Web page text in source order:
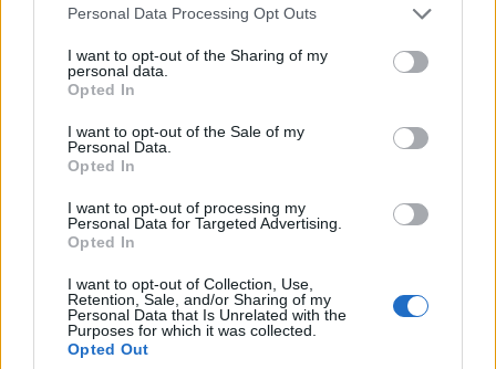
Personal Data Processing Opt Outs
I want to opt-out of the Sharing of my
personal data.
Opted In
I want to opt-out of the Sale of my
Personal Data.
Opted In
I want to opt-out of processing my
Personal Data for Targeted Advertising.
Opted In
I want to opt-out of Collection, Use,
Retention, Sale, and/or Sharing of my
Personal Data that Is Unrelated with the
Purposes for which it was collected.
Opted Out
Székely Hírmondó archívuma
Sütibeállítások
Médiatér
Liget
Krónika
Bihari Napló